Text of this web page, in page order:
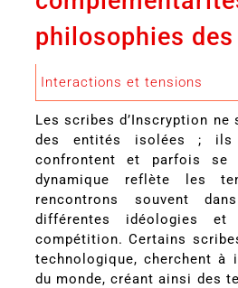
philosophies
Interactions et tensions
Les scribes d’Inscryption ne
des entités isolées ; ils
confrontent et parfois se
dynamique reflète les
rencontrons souvent
différentes idéologies
compétition. Certains
technologique, cherchent à
du monde, créant ainsi des